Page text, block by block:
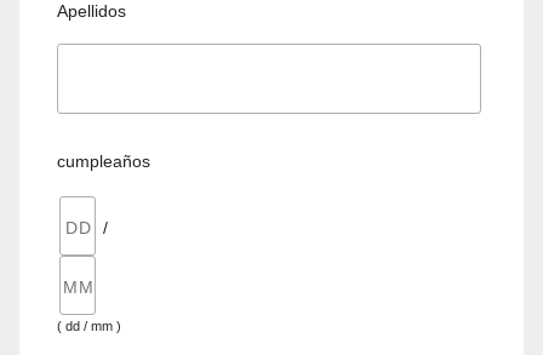
Apellidos
cumpleaños
/
( dd / mm )